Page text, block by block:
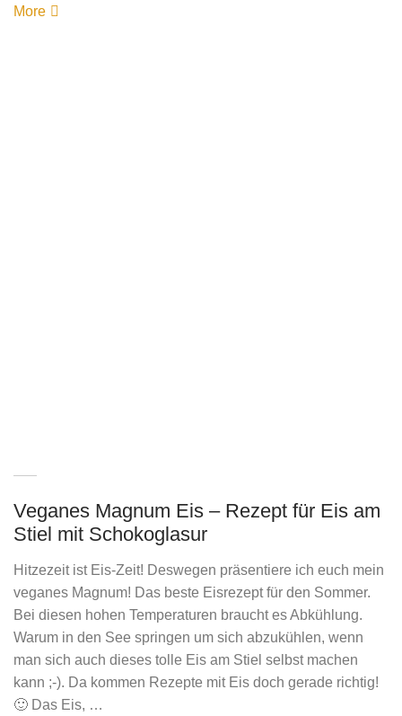
More
Veganes Magnum Eis – Rezept für Eis am
Stiel mit Schokoglasur
Hitzezeit ist Eis-Zeit! Deswegen präsentiere ich euch mein
veganes Magnum! Das beste Eisrezept für den Sommer.
Bei diesen hohen Temperaturen braucht es Abkühlung.
Warum in den See springen um sich abzukühlen, wenn
man sich auch dieses tolle Eis am Stiel selbst machen
kann ;-). Da kommen Rezepte mit Eis doch gerade richtig!
🙂 Das Eis, …